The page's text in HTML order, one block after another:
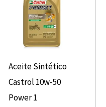
Aceite Sintético
Castrol 10w-50
Power 1